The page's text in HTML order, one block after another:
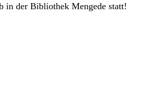
in der Bibliothek Mengede statt!